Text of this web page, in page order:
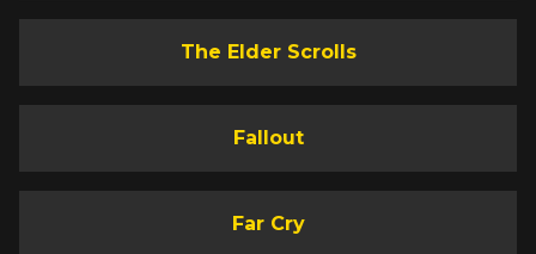
The Elder Scrolls
Fallout
Far Cry